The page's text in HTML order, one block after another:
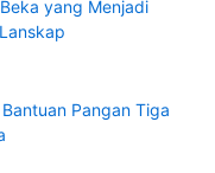
yang Menjadi
Pangan Tiga